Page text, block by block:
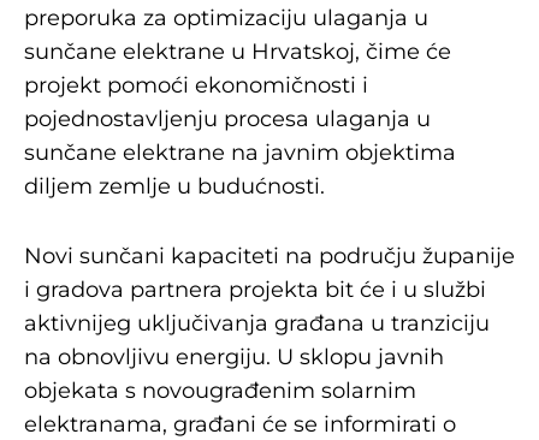
preporuka za optimizaciju ulaganja u
sunčane elektrane u Hrvatskoj, čime će
projekt pomoći ekonomičnosti i
pojednostavljenju procesa ulaganja u
sunčane elektrane na javnim objektima
diljem zemlje u budućnosti.
Novi sunčani kapaciteti na području županije
i gradova partnera projekta bit će i u službi
aktivnijeg uključivanja građana u tranziciju
na obnovljivu energiju. U sklopu javnih
objekata s novougrađenim solarnim
elektranama, građani će se informirati o